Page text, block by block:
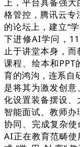
格管控，腾讯云
的论坛上，建立“
下进修AI学问，
止于讲堂本身，而
课程、绘本和PPT
育的鸿沟，连系自
是将其为激发创
化设置装备摆设、
智能面试、教师
协同、完成复杂使
AI正在教育范畴